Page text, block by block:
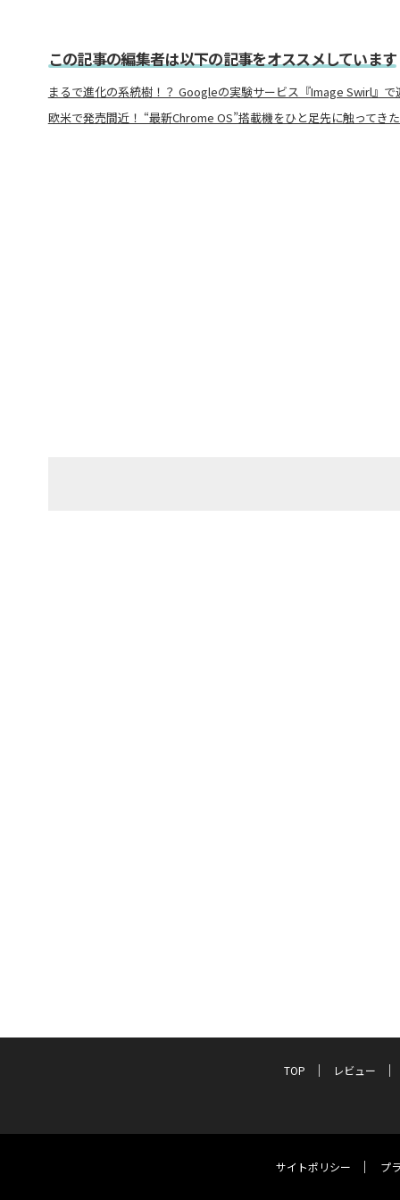
この記事の編集者は以下の記事をオススメしています
まるで進化の系統樹！？ Googleの実験サービス『Image Swirl』で
欧米で発売間近！ “最新Chrome OS”搭載機をひと足先に触ってき
TOP レビュー
サイトポリシー プ